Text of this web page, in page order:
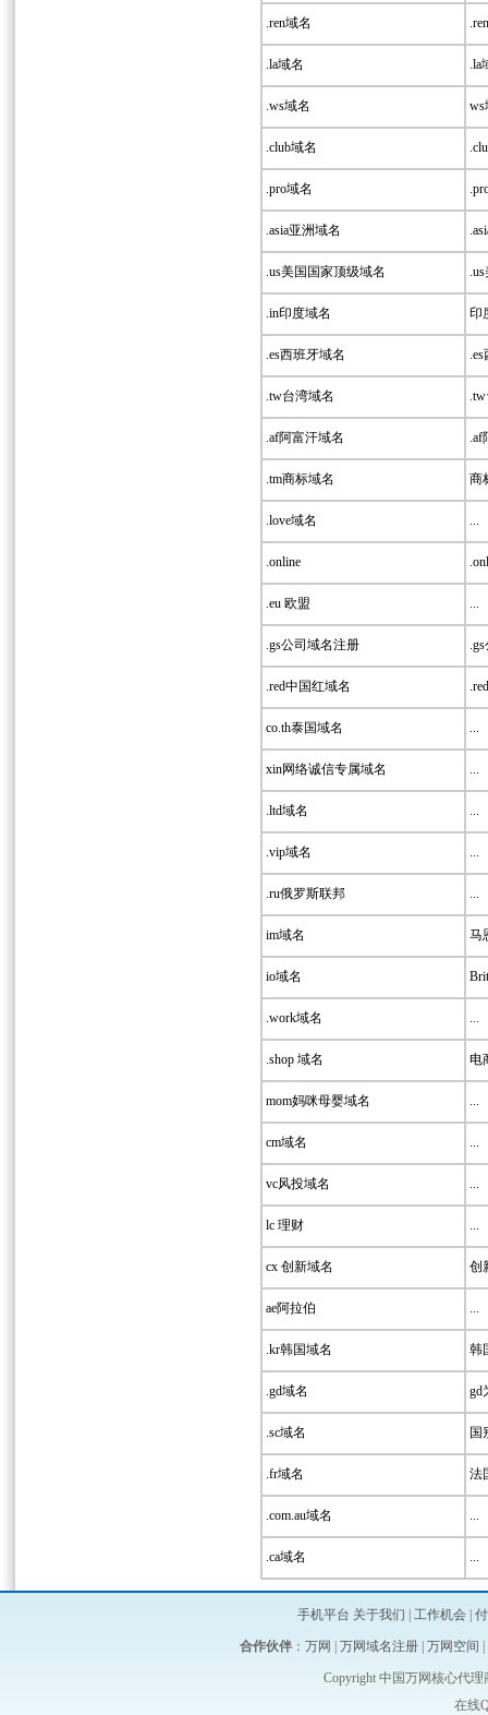
.ren域名
.la域名 .la
.ws域名 ws
.club域名
.pro域名
.asia亚洲域名
.us美国国家顶级域名
.in印度域名 印
.es西班牙域名
.tw台湾域名
.af阿富汗域名 .af
.tm商标域名 商
.love域名 ...
.online
.eu 欧盟 ...
.gs公司域名注册
.red中国红域名
co.th泰国域名 ...
xin网络诚信专属域名 ...
.ltd域名 ...
.vip域名 ...
.ru俄罗斯联邦 ...
im域名 马
io域名
.work域名 ...
.shop 域名 电
mom妈咪母婴域名 ...
cm域名 ...
vc风投域名 ...
lc 理财 ...
cx 创新域名 创
ae阿拉伯 ...
.kr韩国域名 韩
.gd域名 gd
.sc域名 国
.fr域名 法
.com.au域名 ...
.ca域名 ...
手机平台 关于我们 工作机会|
合作伙伴 ： 万网 万网域名注册 万网空间
Copyright 中国万网核心代理
在线